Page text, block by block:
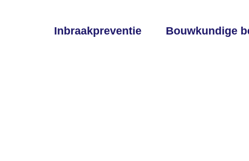
Inbraakpreventie Bouwkundige